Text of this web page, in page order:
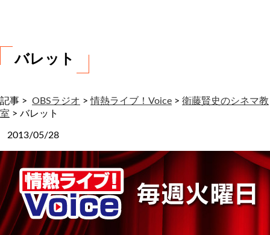
バレット
記事 > OBSラジオ >情熱ライブ！Voice > 衛藤賢史のシネマ教
室 > バレット
2013/05/28